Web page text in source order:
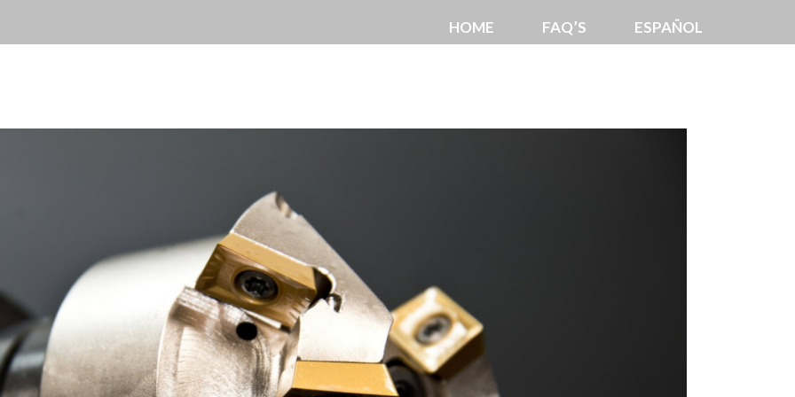
HOME FAQ’S ESPAÑOL